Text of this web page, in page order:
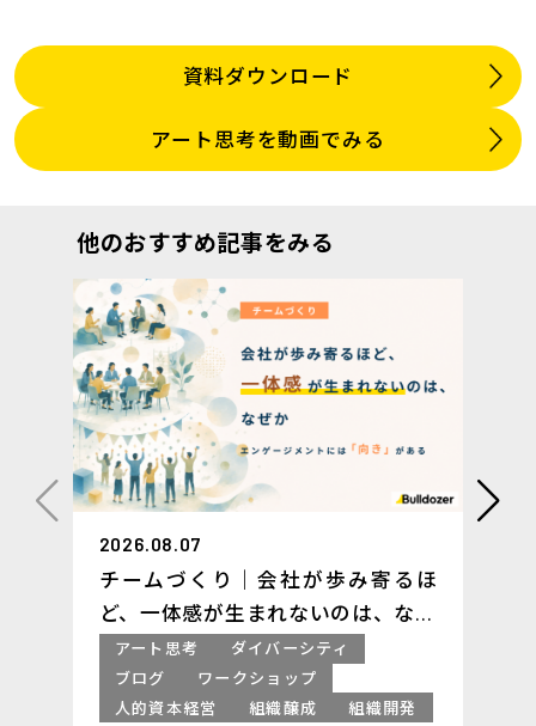
資料ダウンロード
アート思考を動画でみる
他のおすすめ記事をみる
2026.08.07
チームづくり｜会社が歩み寄るほ
ど、一体感が生まれないのは、なぜ
か ─ エンゲージメントには「向
き」がある
アート思考
ダイバーシティ
ブログ
ワークショップ
人的資本経営
組織醸成 組織開発